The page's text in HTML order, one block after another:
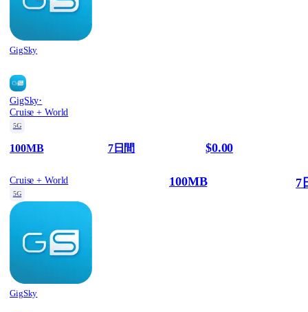
GigSky
GigSky·
Cruise + World
5G
100MB 7日間 $0.00
Cruise + World
5G
GigSky
100MB 7